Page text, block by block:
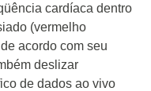
cardíaca dentro
(vermelho
acordo com seu
deslizar
de dados ao vivo